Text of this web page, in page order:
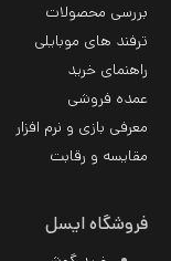
بررسی محصولات
ترفند های موبایلی
راهنمای خرید
عمده فروشی
معرفی بازی و نرم افزار
مقایسه و رقابت
فروشگاه ایسل